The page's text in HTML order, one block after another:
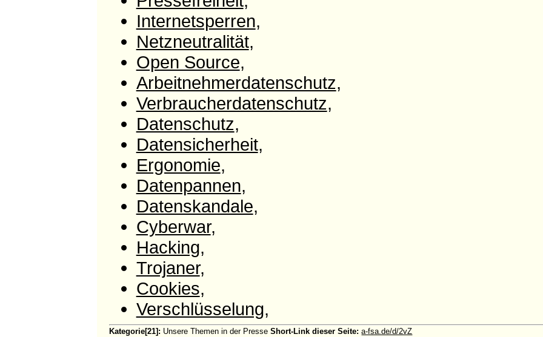
Internetsperren,
Netzneutralität,
Open Source,
Arbeitnehmerdatenschutz,
Verbraucherdatenschutz,
Datenschutz,
Datensicherheit,
Ergonomie,
Datenpannen,
Datenskandale,
Cyberwar,
Hacking,
Trojaner,
Cookies,
Verschlüsselung,
Kategorie[21]: Unsere Themen in der PresseShort-Link dieser Seite: a-fsa.de/d/2vZ